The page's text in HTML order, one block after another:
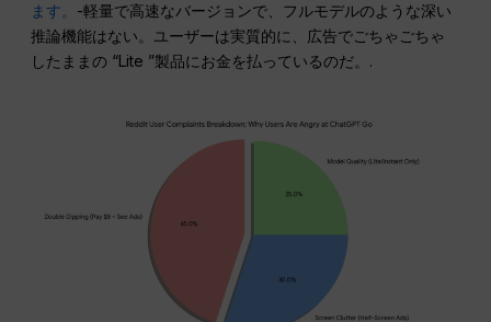
ます。 -軽量で高速なバージョンで、フルモデルのような深い
推論機能はない。ユーザーは実質的に、広告でごちゃごちゃ
したままの “Lite ”製品にお金を払っているのだ。.